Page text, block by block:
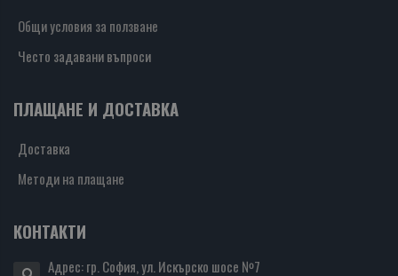
Общи условия за ползване
Често задавани въпроси
ПЛАЩАНЕ И ДОСТАВКА
Доставка
Методи на плащане
КОНТАКТИ
Адрес: гр. София, ул. Искърско шосе №7